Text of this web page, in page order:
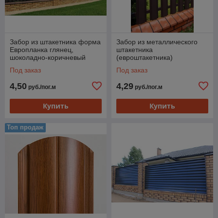
и бонусную программу — наша
компания ценит доверие наших
Доставка по Беларуси
Доставка продукции осуществляется
службой, которая наиболее подходит
Посмотреть ассортимент
Как мы работаем
Заказ товара
— 2 —
Наш менеджер
— 3 —
Забор из штакетника форма
Европланка глянец,
шоколадно-коричневый
Под заказ
4,50 руб./пог.м
Купить
Забор из металлического
штакетника
(евроштакетника)
Под заказ
4,29 руб./пог.м
Купить
Топ продаж